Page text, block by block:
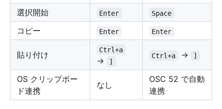
選択開始 Enter Space
コピー Enter Enter
貼り付け
Ctrl+a
→ ]
Ctrl+a → ]
OS クリップボー
ド連携
なし
OSC 52 で自動
連携